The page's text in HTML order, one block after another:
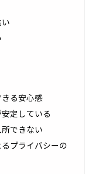
きる安心感
定している
できない
プライバシーの